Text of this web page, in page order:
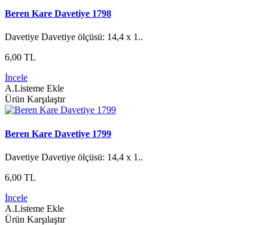
Beren Kare Davetiye 1798
Davetiye Davetiye ölçüsü: 14,4 x 1..
6,00 TL
İncele
A.Listeme Ekle
Ürün Karşılaştır
Beren Kare Davetiye 1799
Davetiye Davetiye ölçüsü: 14,4 x 1..
6,00 TL
İncele
A.Listeme Ekle
Ürün Karşılaştır